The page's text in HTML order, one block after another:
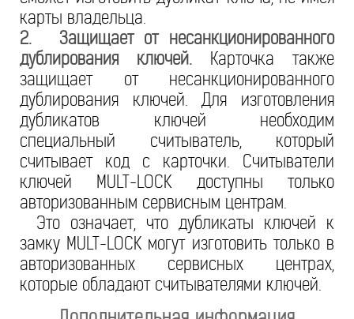
карты владельца.
2. Защищает от несанкционированного
дублирования ключей. Карточка также
защищает от несанкционированного
дублирования ключей. Для изготовления
дубликатов ключей необходим
специальный считыватель, который
считывает код с карточки. Считыватели
ключей MULT-LOCK доступны только
авторизованным сервисным центрам.
Это означает, что дубликаты ключей к
замку MULT-LOCK могут изготовить только в
авторизованных сервисных центрах,
которые обладают считывателями ключей.